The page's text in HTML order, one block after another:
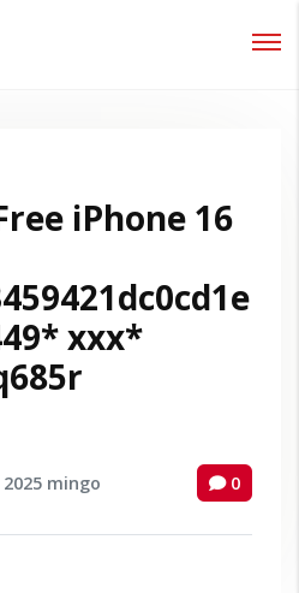
iPhone 16
ххх*
mingo 0